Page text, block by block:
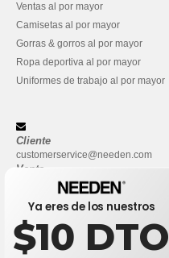
Ventas al por mayor
Camisetas al por mayor
Gorras & gorros al por mayor
Ropa deportiva al por mayor
Uniformes de trabajo al por mayor
Cliente
customerservice@needen.com
Venta
sales@needen.com
Ya eres de los nuestros
$10 DTO